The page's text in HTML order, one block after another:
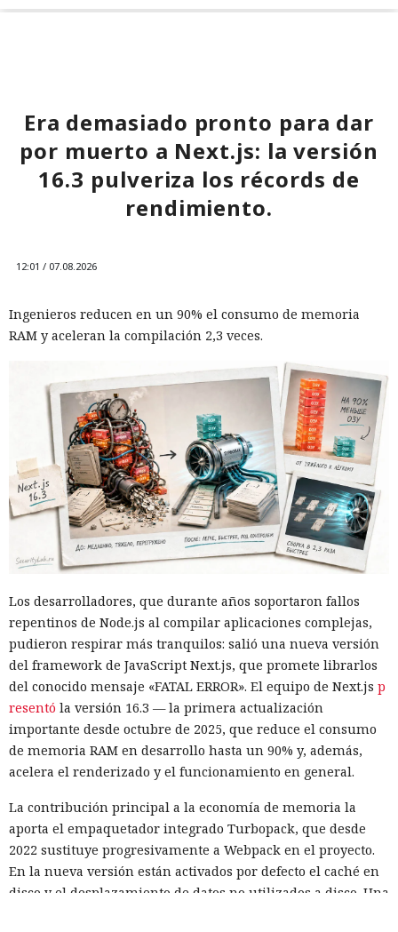
Era demasiado pronto para dar
por muerto a Next.js: la versión
16.3 pulveriza los récords de
rendimiento.
12:01 / 07.08.2026
Ingenieros reducen en un 90% el consumo de memoria
RAM y aceleran la compilación 2,3 veces.
Los desarrolladores, que durante años soportaron fallos
repentinos de Node.js al compilar aplicaciones complejas,
pudieron respirar más tranquilos: salió una nueva versión
del framework de JavaScript Next.js, que promete librarlos
del conocido mensaje «FATAL ERROR». El equipo de Next.js p
resentó la versión 16.3 — la primera actualización
importante desde octubre de 2025, que reduce el consumo
de memoria RAM en desarrollo hasta un 90% y, además,
acelera el renderizado y el funcionamiento en general.
La contribución principal a la economía de memoria la
aporta el empaquetador integrado Turbopack, que desde
2022 sustituye progresivamente a Webpack en el proyecto.
En la nueva versión están activados por defecto el caché en
disco y el desplazamiento de datos no utilizados a disco. Una